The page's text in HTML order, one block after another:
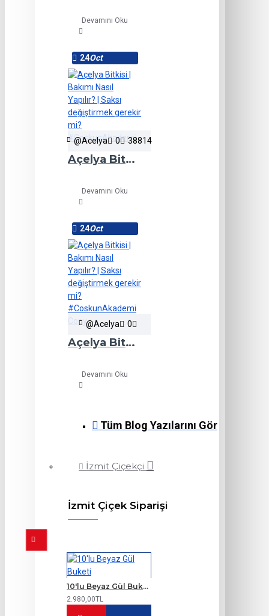
Devamını Oku
24Oct
@Acelya 0 38814
Açelya Bitkisi | Bakımı Nasıl Yapılır? | Saksı değiştirmek gerekir mi? #CoskunAkademi
Devamını Oku
24Oct
@Acelya 0
Açelya Bitkisi | Bakımı Nasıl Yapılır? | Saksı değiştirmek gerekir mi? #CoskunAkademi Copy
Devamını Oku
Tüm Blog Yazılarını Gör
İzmit Çiçekçi
İzmit Çiçek Siparişi
10'lu Beyaz Gül Buketi
2.980,00TL